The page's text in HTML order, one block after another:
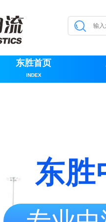
东胜首页
INDEX
东胜